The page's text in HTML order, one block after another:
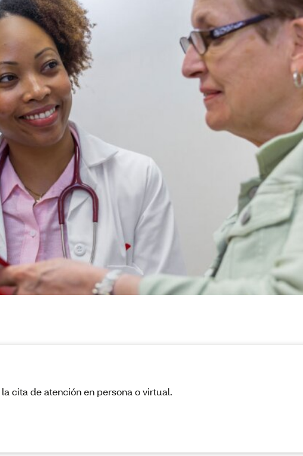
cita de atención en persona o virtual.